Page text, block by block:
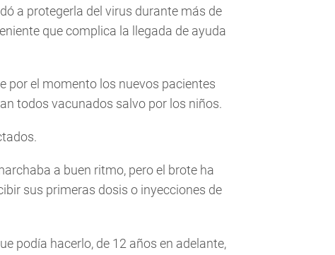
a protegerla del virus durante más de
que complica la llegada de ayuda
por el momento los nuevos pacientes
todos vacunados salvo por los niños.
a buen ritmo, pero el brote ha
sus primeras dosis o inyecciones de
podía hacerlo, de 12 años en adelante,